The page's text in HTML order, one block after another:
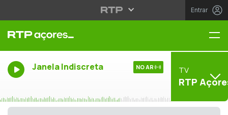
Entrar
Janela Indiscreta NO AR TV
RTP